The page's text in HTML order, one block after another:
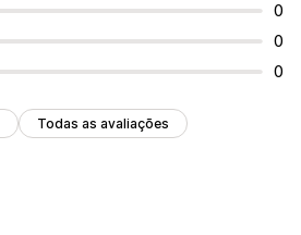
0
0
0
Todas as avaliações